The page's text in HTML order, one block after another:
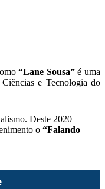
“Lane Sousa”é uma
e Tecnologia do
Deste 2020
o “Falando